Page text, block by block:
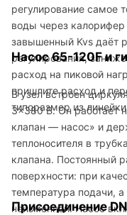
регулирование самое
воды через калорифер
завышенный Kvs даёт
регулирования,
расход на пиковой
пришлите расход и
типоразмер из
Насос 65-120F и
В узел встроен
3×380 В. Он работает
клапан — насос» и
теплоносителя в
клапана. Постоянный
поверхности: при
температура подачи, а
неизменной. Насос
Присоединение